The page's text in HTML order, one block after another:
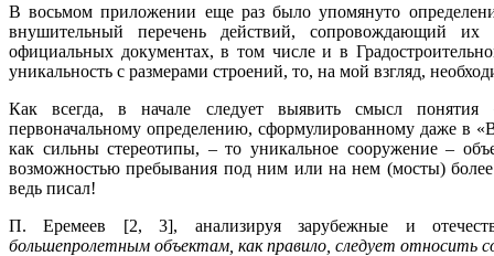
В восьмом приложении еще раз было упомянуто
внушительный перечень действий, сопровождающий их
официальных документах, в том числе и в
уникальность с размерами строений, то, на мой взгляд,
Как всегда, в начале следует выявить смысл понятия
первоначальному определению, сформулированному даже в
как сильны стереотипы, – то уникальное сооружение –
возможностью пребывания под ним или на нем (мосты)
ведь писал!
П. Еремеев [2, 3], анализируя зарубежные и
большепролетным объектам, как правило, следует относить